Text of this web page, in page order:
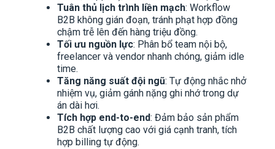
Tuân thủ lịch trình liền mạch: Workflow
B2B không gián đoạn, tránh phạt hợp đồng
chậm trễ lên đến hàng triệu đồng.
Tối ưu nguồn lực: Phân bổ team nội bộ,
freelancer và vendor nhanh chóng, giảm idle
time.
Tăng năng suất đội ngũ: Tự động nhắc nhở
nhiệm vụ, giảm gánh nặng ghi nhớ trong dự
án dài hơi.
Tích hợp end-to-end: Đảm bảo sản phẩm
B2B chất lượng cao với giá cạnh tranh, tích
hợp billing tự động.